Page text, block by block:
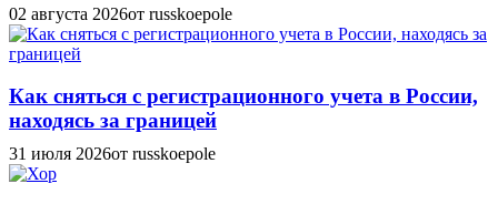
02 августа 2026от russkoepole
Как сняться с регистрационного учета в России,
находясь за границей
31 июля 2026от russkoepole